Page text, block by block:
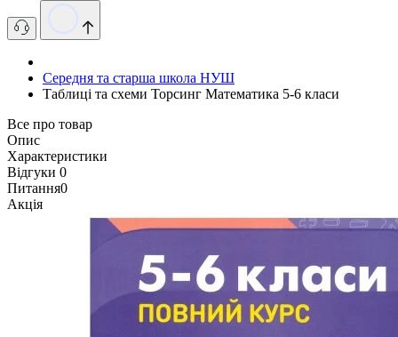
Середня та старша школа НУШ
Таблиці та схеми Торсинг Математика 5-6 класи
Все про товар
Опис
Характеристики
Відгуки 0
Питання0
Акція